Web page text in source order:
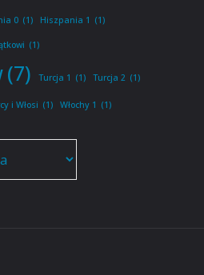
0 (1) Hiszpania 1 (1)
(1)
(7) Turcja 1 (1) Turcja 2 (1)
i Włosi (1) Włochy 1 (1)